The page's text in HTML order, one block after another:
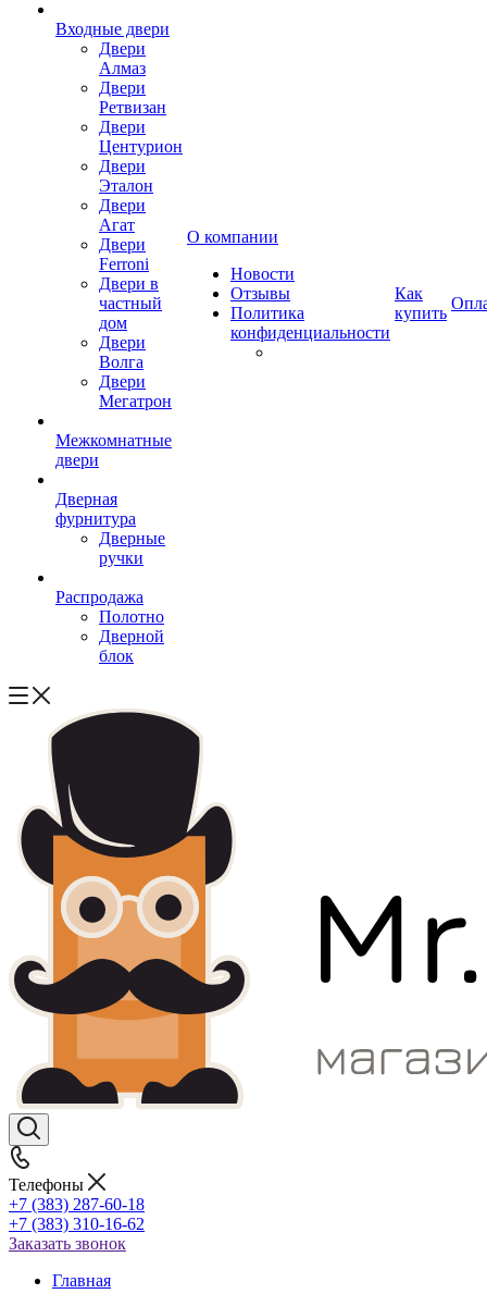
Входные двери
Двери
Алмаз
Двери
Ретвизан
Двери
Центурион
Двери
Эталон
Двери
Агат
Двери
Ferroni
Двери в
частный
дом
Двери
Волга
Двери
Мегатрон
Межкомнатные
двери
Дверная
фурнитура
Дверные
ручки
Распродажа
Полотно
Дверной
блок
О компании
Новости
Отзывы
Политика
конфиденциальности
Как
купить
Телефоны
+7 (383) 287-60-18
+7 (383) 310-16-62
Заказать звонок
Главная